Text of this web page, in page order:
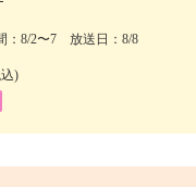
：8/2〜7 放送日：8/8
)